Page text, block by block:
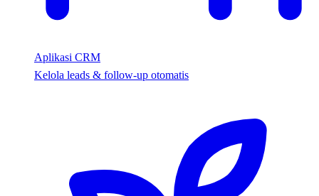
Aplikasi CRM
Kelola leads & follow-up otomatis